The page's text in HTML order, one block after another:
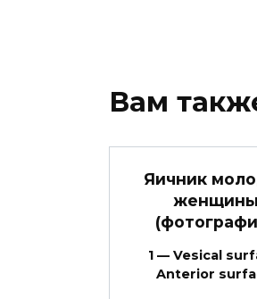
Вам
Яичник
женщины
1 — Vesical
Anterior